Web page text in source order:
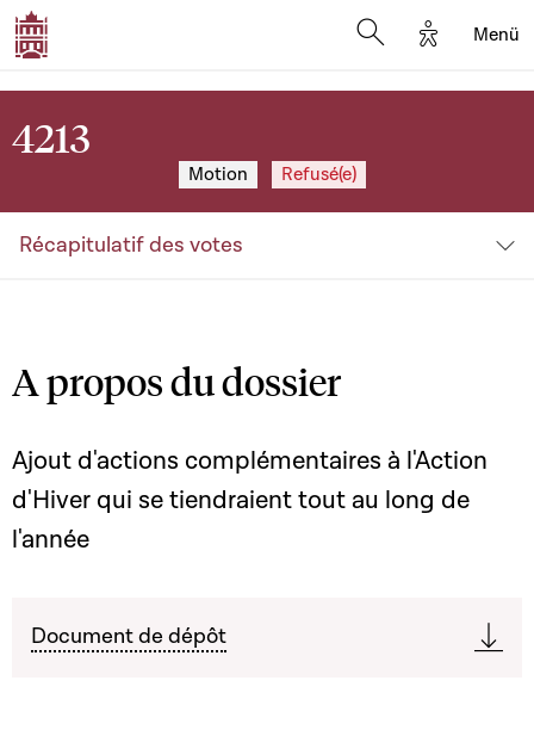
Options
Menü
4213
Motion Refusé(e)
Récapitulatif des votes
A propos du dossier
Ajout d'actions complémentaires à l'Action
d'Hiver qui se tiendraient tout au long de
l'année
Document de dépôt